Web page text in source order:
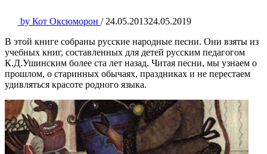
by Кот Оксюморон / 24.05.201324.05.2019
В этой книге собраны русские народные песни. Они взяты из
учебных книг, составленных для детей русским педагогом
К.Д.Ушинским более ста лет назад. Читая песни, мы узнаем о
прошлом, о старинных обычаях, праздниках и не перестаем
удивляться красоте родного языка.